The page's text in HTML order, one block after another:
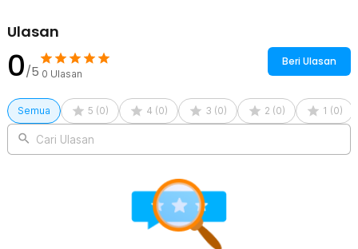
Ulasan
0/5 0 Ulasan
Beri Ulasan
Semua 5 (0) 4 (0) 3 (0) 2 (0) 1 (0)
Cari Ulasan